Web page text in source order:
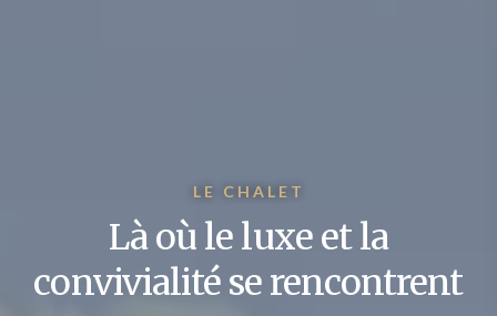
LE CHALET
Là où le luxe et la
convivialité se rencontrent